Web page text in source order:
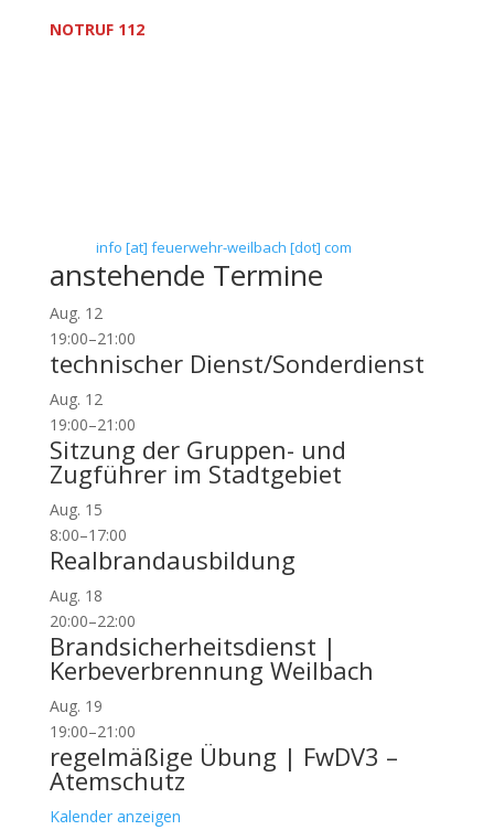
NOTRUF 112
info [at] feuerwehr-weilbach [dot] com
anstehende Termine
Aug. 12
19:00–21:00
technischer Dienst/Sonderdienst
Aug. 12
19:00–21:00
Sitzung der Gruppen- und
Zugführer im Stadtgebiet
Aug. 15
8:00–17:00
Realbrandausbildung
Aug. 18
20:00–22:00
Brandsicherheitsdienst |
Kerbeverbrennung Weilbach
Aug. 19
19:00–21:00
regelmäßige Übung | FwDV3 –
Atemschutz
Kalender anzeigen